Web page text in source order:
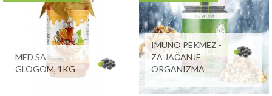
MED SA
GLOGOM, 1KG
IMUNO PEKMEZ -
ZA JAČANJE
ORGANIZMA